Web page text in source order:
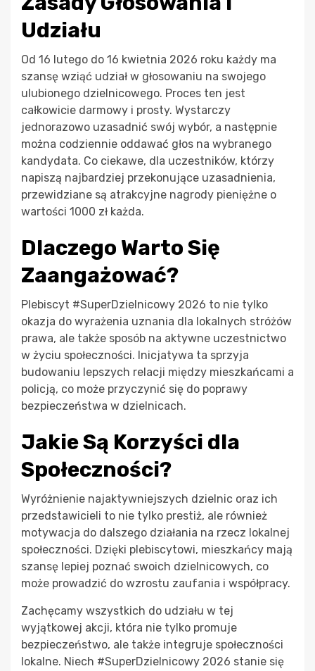
Udziału
Od 16 lutego do 16 kwietnia 2026 roku każdy ma
szansę wziąć udział w głosowaniu na swojego
ulubionego dzielnicowego. Proces ten jest
całkowicie darmowy i prosty. Wystarczy
jednorazowo uzasadnić swój wybór, a następnie
można codziennie oddawać głos na wybranego
kandydata. Co ciekawe, dla uczestników, którzy
napiszą najbardziej przekonujące uzasadnienia,
przewidziane są atrakcyjne nagrody pieniężne o
wartości 1000 zł każda.
Dlaczego Warto Się
Zaangażować?
Plebiscyt #SuperDzielnicowy 2026 to nie tylko
okazja do wyrażenia uznania dla lokalnych stróżów
prawa, ale także sposób na aktywne uczestnictwo
w życiu społeczności. Inicjatywa ta sprzyja
budowaniu lepszych relacji między mieszkańcami a
policją, co może przyczynić się do poprawy
bezpieczeństwa w dzielnicach.
Jakie Są Korzyści dla
Społeczności?
Wyróżnienie najaktywniejszych dzielnic oraz ich
przedstawicieli to nie tylko prestiż, ale również
motywacja do dalszego działania na rzecz lokalnej
społeczności. Dzięki plebiscytowi, mieszkańcy mają
szansę lepiej poznać swoich dzielnicowych, co
może prowadzić do wzrostu zaufania i współpracy.
Zachęcamy wszystkich do udziału w tej
wyjątkowej akcji, która nie tylko promuje
bezpieczeństwo, ale także integruje społeczności
lokalne. Niech #SuperDzielnicowy 2026 stanie się